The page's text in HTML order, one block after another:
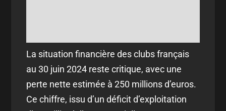
La situation financière des clubs français
au 30 juin 2024 reste critique, avec une
perte nette estimée à 250 millions d’euros.
Ce chiffre, issu d’un déficit d’exploitation